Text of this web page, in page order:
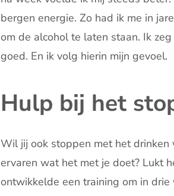
bergen energie. Zo had ik me in
om de alcohol te laten staan. Ik
goed. En ik volg hierin mijn gevoel.
Hulp bij het
Wil jij ook stoppen met het drinken
ervaren wat het met je doet? Lukt
ontwikkelde een training om in